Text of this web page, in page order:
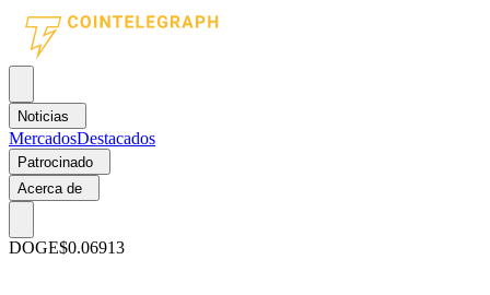
Noticias
MercadosDestacados
Patrocinado
Acerca de
DOGE$0.06913